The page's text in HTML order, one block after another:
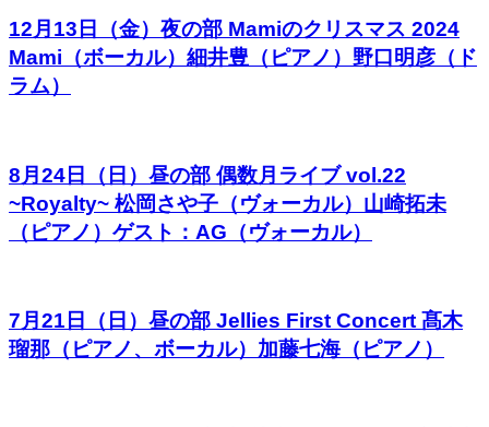
12月13日（金）夜の部 Mamiのクリスマス 2024
Mami（ボーカル）細井豊（ピアノ）野口明彦（ド
ラム）
8月24日（日）昼の部 偶数月ライブ vol.22
~Royalty~ 松岡さや子（ヴォーカル）山崎拓未
（ピアノ）ゲスト：AG（ヴォーカル）
7月21日（日）昼の部 Jellies First Concert 髙木
瑠那（ピアノ、ボーカル）加藤七海（ピアノ）